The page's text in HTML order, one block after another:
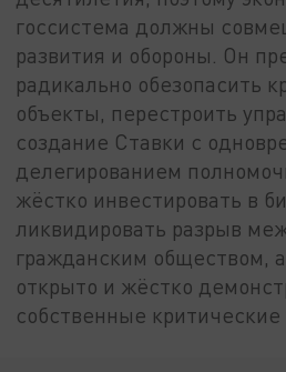
госсистема должны
развития и обороны. Он
радикально обезопасить
объекты, перестроить
создание Ставки с
делегированием
жёстко инвестировать в
ликвидировать разрыв
гражданским обществом,
открыто и жёстко
собственные критические